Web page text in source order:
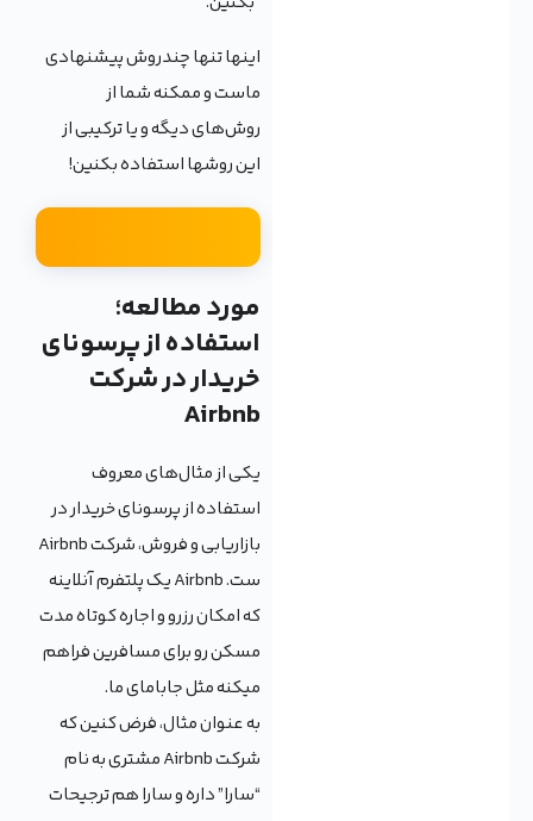
اینها تنها چندروش پیشنهادی
ماست و ممکنه شما از
روش‌های دیگه و یا ترکیبی از
این روشها استفاده بکنین!
مورد مطالعه؛
استفاده از پرسونای
خریدار در شرکت
Airbnb
یکی از مثال‌های معروف
استفاده از پرسونای خریدار در
بازاریابی و فروش، شرکت Airbnb
ست. Airbnb یک پلتفرم آنلاینه
که امکان رزرو و اجاره کوتاه مدت
مسکن رو برای مسافرین فراهم
میکنه مثل جابامای ما.
به عنوان مثال، فرض کنین که
شرکت Airbnb مشتری به نام
“سارا” داره و سارا هم ترجیحات